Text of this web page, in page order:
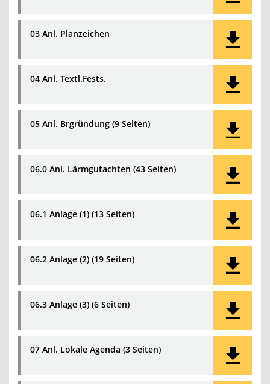
03 Anl. Planzeichen
04 Anl. Textl.Fests.
05 Anl. Brgründung (9 Seiten)
06.0 Anl. Lärmgutachten (43 Seiten)
06.1 Anlage (1) (13 Seiten)
06.2 Anlage (2) (19 Seiten)
06.3 Anlage (3) (6 Seiten)
07 Anl. Lokale Agenda (3 Seiten)